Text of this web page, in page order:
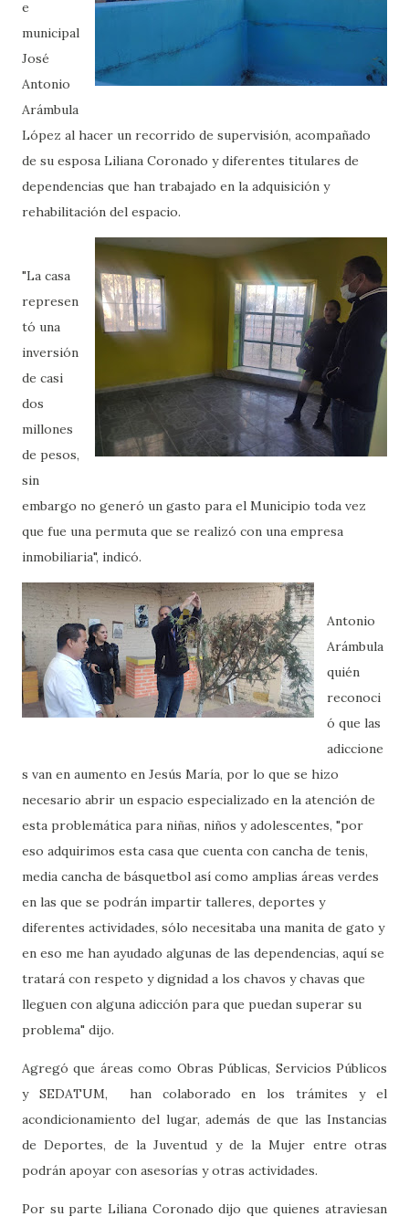
e
municipal
José
Antonio
Arámbula
López al hacer un recorrido de supervisión, acompañado
de su esposa Liliana Coronado y diferentes titulares de
dependencias que han trabajado en la adquisición y
rehabilitación del espacio.
"La casa
represen
tó una
inversión
de casi
dos
millones
de pesos,
sin
embargo no generó un gasto para el Municipio toda vez
que fue una permuta que se realizó con una empresa
inmobiliaria", indicó.
Antonio
Arámbula
quién
reconoci
ó que las
adiccione
s van en aumento en Jesús María, por lo que se hizo
necesario abrir un espacio especializado en la atención de
esta problemática para niñas, niños y adolescentes, "por
eso adquirimos esta casa que cuenta con cancha de tenis,
media cancha de básquetbol así como amplias áreas verdes
en las que se podrán impartir talleres, deportes y
diferentes actividades, sólo necesitaba una manita de gato y
en eso me han ayudado algunas de las dependencias, aquí se
tratará con respeto y dignidad a los chavos y chavas que
lleguen con alguna adicción para que puedan superar su
problema" dijo.
Agregó que áreas como Obras Públicas, Servicios Públicos
y SEDATUM, han colaborado en los trámites y el
acondicionamiento del lugar, además de que las Instancias
de Deportes, de la Juventud y de la Mujer entre otras
podrán apoyar con asesorías y otras actividades.
Por su parte Liliana Coronado dijo que quienes atraviesan